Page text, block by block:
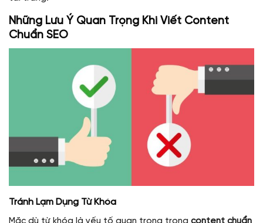
Những Lưu Ý Quan Trọng Khi Viết Content
Chuẩn SEO
Tránh Lạm Dụng Từ Khóa